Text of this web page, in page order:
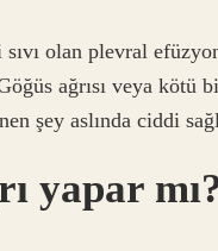
olan plevral
ağrısı veya kötü
şey aslında ciddi
yapar